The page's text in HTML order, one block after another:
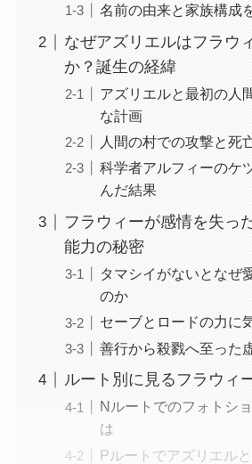
名前の由来と家族構成
なぜアズリエルはフラウ
か？誕生の経緯
アズリエルと最初の人
な計画
人間の村での攻撃と死
科学者アルフィーのケ
んだ結果
フラウィーが感情を失っ
能力の秘密
タマシイがないとなぜ
のか
セーブとロードの力に
善行から殺戮へ至った
ルート別に見るフラウィ
Nルートでのフォトシ
は
Pルートでアズリエル